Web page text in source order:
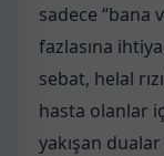
sadece “bana
fazlasına
sebat, helal
hasta olanlar
yakışan dualar